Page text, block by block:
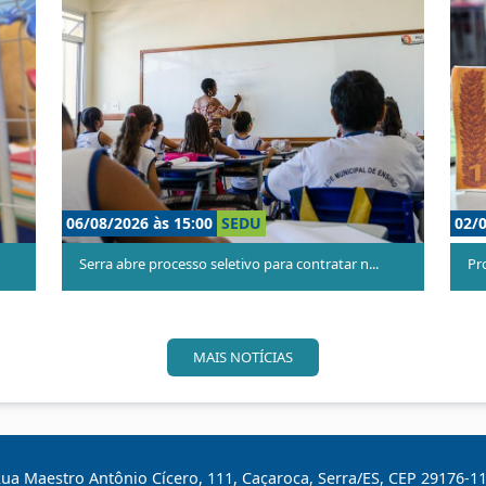
inspirad...
27/07/2026 às 09:00 SEDU
Projeto fortalece educação antirracista e val...
MAIS NOTÍCIAS
Maestro Antônio Cícero, 111, Caçaroca, Serra/ES, CEP 29176-